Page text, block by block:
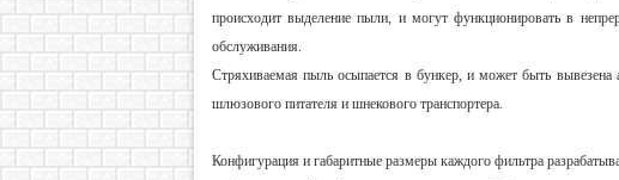
происходит выделение пыли, и могут функционировать в
обслуживания.
Стряхиваемая пыль осыпается в бункер, и может быть вывезена
шлюзового питателя и шнекового транспортера.
Конфигурация и габаритные размеры каждого фильтра